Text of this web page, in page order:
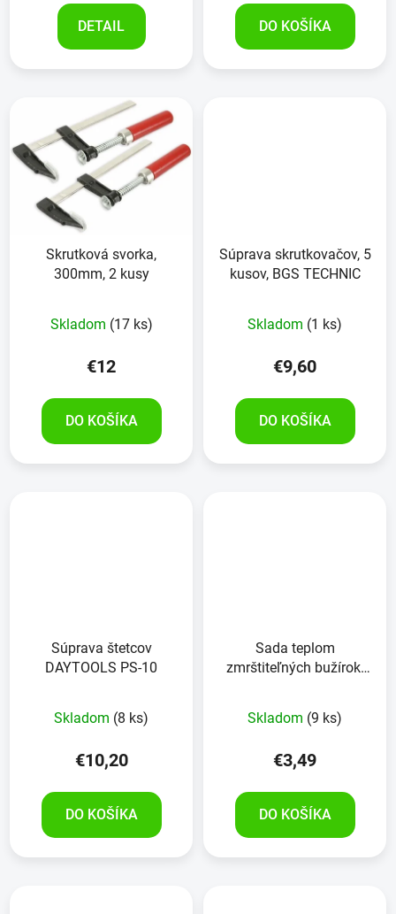
DETAIL DO KOŠÍKA
Skrutková svorka,
300mm, 2 kusy
Skladom (17 ks)
€12
DO KOŠÍKA
Súprava skrutkovačov, 5
kusov, BGS TECHNIC
Skladom (1 ks)
€9,60
DO KOŠÍKA
Súprava štetcov
DAYTOOLS PS-10
Skladom (8 ks)
€10,20
DO KOŠÍKA
Sada teplom
zmrštiteľných bužírok,
Skladom (9 ks)
€3,49
DO KOŠÍKA